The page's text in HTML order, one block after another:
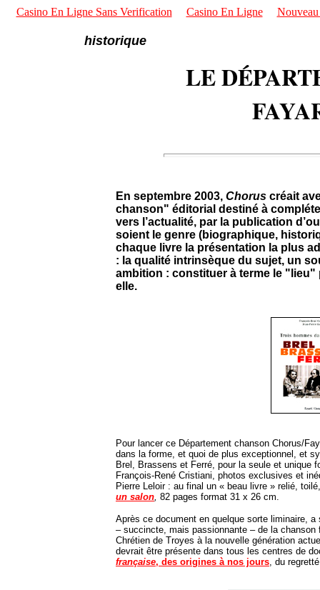
Casino En Ligne Sans Verification Casino En Ligne
historique
LE
En septembre 2003, Chorus créait
chanson" éditorial destiné à
vers l’actualité, par la publication
soient le genre (biographique,
chaque livre la présentation la plus
: la qualité intrinsèque du sujet, un
ambition : constituer à terme le
elle.
Pour lancer ce Département chanson Chorus/
dans la forme, et quoi de plus exceptionnel, et
Brel, Brassens et Ferré, pour la seule et unique
François-René Cristiani, photos exclusives et
Pierre Leloir : au final un « beau livre » relié,
un salon, 82 pages format 31 x 26 cm.
Après ce document en quelque sorte liminaire,
– succincte, mais passionnante – de la
Chrétien de Troyes à la nouvelle génération
devrait être présente dans tous les centres de
française, des origines à nos jours, du